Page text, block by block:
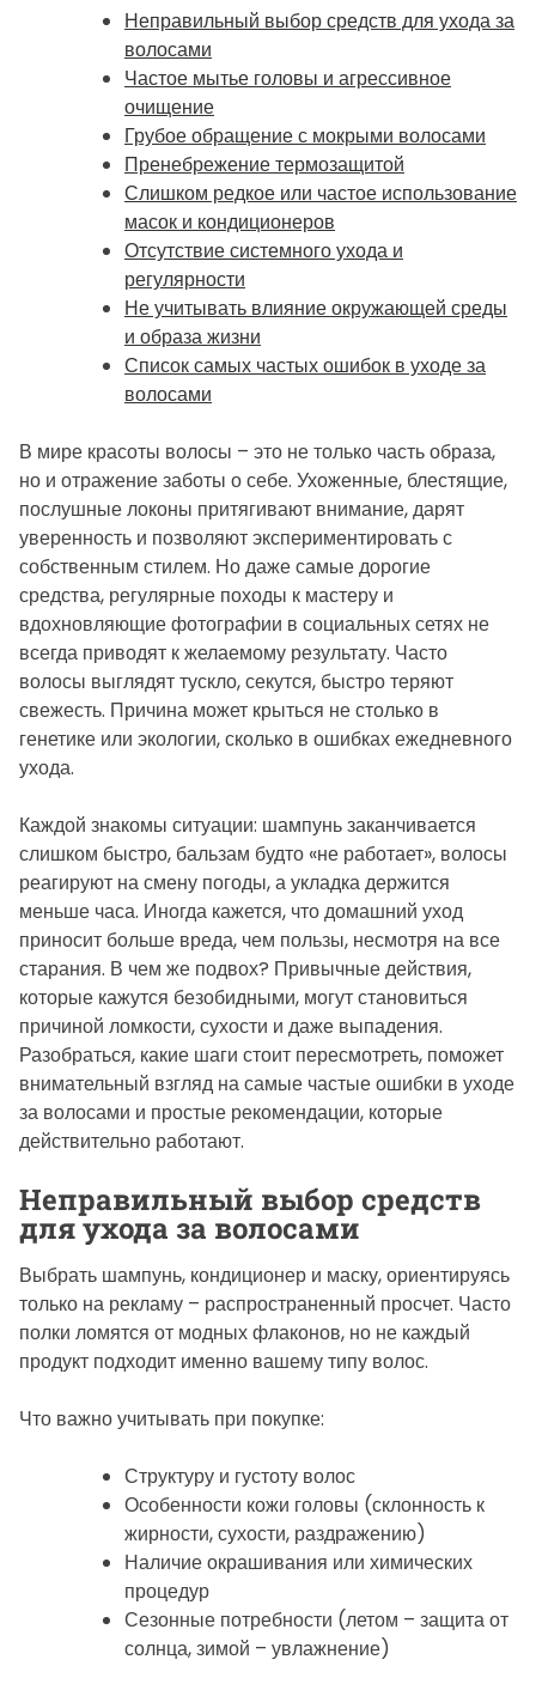
t
m
Неправильный выбор средств для ухода за
волосами
Частое мытье головы и агрессивное
очищение
Грубое обращение с мокрыми волосами
Пренебрежение термозащитой
Слишком редкое или частое использование
масок и кондиционеров
Отсутствие системного ухода и
регулярности
Не учитывать влияние окружающей среды
и образа жизни
Список самых частых ошибок в уходе за
волосами
В мире красоты волосы – это не только часть образа,
но и отражение заботы о себе. Ухоженные, блестящие,
послушные локоны притягивают внимание, дарят
уверенность и позволяют экспериментировать с
собственным стилем. Но даже самые дорогие
средства, регулярные походы к мастеру и
вдохновляющие фотографии в социальных сетях не
всегда приводят к желаемому результату. Часто
волосы выглядят тускло, секутся, быстро теряют
свежесть. Причина может крыться не столько в
генетике или экологии, сколько в ошибках ежедневного
ухода.
Каждой знакомы ситуации: шампунь заканчивается
слишком быстро, бальзам будто «не работает», волосы
реагируют на смену погоды, а укладка держится
меньше часа. Иногда кажется, что домашний уход
приносит больше вреда, чем пользы, несмотря на все
старания. В чем же подвох? Привычные действия,
которые кажутся безобидными, могут становиться
причиной ломкости, сухости и даже выпадения.
Разобраться, какие шаги стоит пересмотреть, поможет
внимательный взгляд на самые частые ошибки в уходе
за волосами и простые рекомендации, которые
действительно работают.
Неправильный выбор средств
для ухода за волосами
Выбрать шампунь, кондиционер и маску, ориентируясь
только на рекламу – распространенный просчет. Часто
полки ломятся от модных флаконов, но не каждый
продукт подходит именно вашему типу волос.
Что важно учитывать при покупке:
Структуру и густоту волос
Особенности кожи головы (склонность к
жирности, сухости, раздражению)
Наличие окрашивания или химических
процедур
Сезонные потребности (летом – защита от
солнца, зимой – увлажнение)